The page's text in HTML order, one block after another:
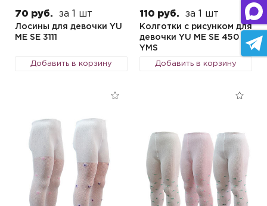
70 руб. за 1 шт
Лосины для девочки YU
ME SE 3111
Добавить в корзину
110 руб. за 1 шт
Колготки с рисунком для
девочки YU ME SE 450
YMS
Добавить в корзину